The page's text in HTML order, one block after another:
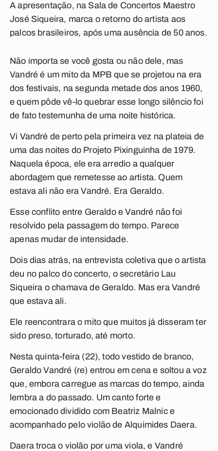
A apresentação, na Sala de Concertos Maestro
José Siqueira, marca o retorno do artista aos
palcos brasileiros, após uma ausência de 50 anos.
Não importa se você gosta ou não dele, mas
Vandré é um mito da MPB que se projetou na era
dos festivais, na segunda metade dos anos 1960,
e quem pôde vê-lo quebrar esse longo silêncio foi
de fato testemunha de uma noite histórica.
Vi Vandré de perto pela primeira vez na plateia de
uma das noites do Projeto Pixinguinha de 1979.
Naquela época, ele era arredio a qualquer
abordagem que remetesse ao artista. Quem
estava ali não era Vandré. Era Geraldo.
Esse conflito entre Geraldo e Vandré não foi
resolvido pela passagem do tempo. Parece
apenas mudar de intensidade.
Dois dias atrás, na entrevista coletiva que o artista
deu no palco do concerto, o secretário Lau
Siqueira o chamava de Geraldo. Mas era Vandré
que estava ali.
Ele reencontrara o mito que muitos já disseram ter
sido preso, torturado, até morto.
Nesta quinta-feira (22), todo vestido de branco,
Geraldo Vandré (re) entrou em cena e soltou a voz
que, embora carregue as marcas do tempo, ainda
lembra a do passado. Um canto forte e
emocionado dividido com Beatriz Malnic e
acompanhado pelo violão de Alquimides Daera.
Daera troca o violão por uma viola, e Vandré